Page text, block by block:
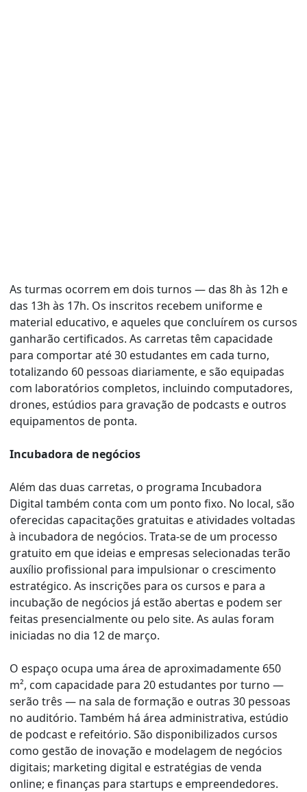
As turmas ocorrem em dois turnos — das 8h às 12h e
das 13h às 17h. Os inscritos recebem uniforme e
material educativo, e aqueles que concluírem os cursos
ganharão certificados. As carretas têm capacidade
para comportar até 30 estudantes em cada turno,
totalizando 60 pessoas diariamente, e são equipadas
com laboratórios completos, incluindo computadores,
drones, estúdios para gravação de podcasts e outros
equipamentos de ponta.
Incubadora de negócios
Além das duas carretas, o programa Incubadora
Digital também conta com um ponto fixo. No local, são
oferecidas capacitações gratuitas e atividades voltadas
à incubadora de negócios. Trata-se de um processo
gratuito em que ideias e empresas selecionadas terão
auxílio profissional para impulsionar o crescimento
estratégico. As inscrições para os cursos e para a
incubação de negócios já estão abertas e podem ser
feitas presencialmente ou pelo site. As aulas foram
iniciadas no dia 12 de março.
O espaço ocupa uma área de aproximadamente 650
m², com capacidade para 20 estudantes por turno —
serão três — na sala de formação e outras 30 pessoas
no auditório. Também há área administrativa, estúdio
de podcast e refeitório. São disponibilizados cursos
como gestão de inovação e modelagem de negócios
digitais; marketing digital e estratégias de venda
online; e finanças para startups e empreendedores.